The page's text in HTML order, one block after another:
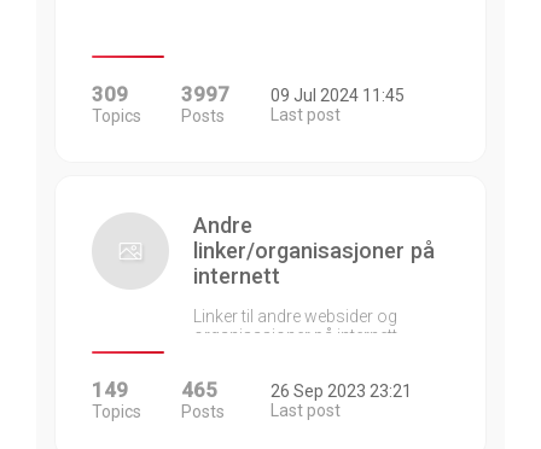
309
Topics
3997
Posts
09 Jul 2024 11:45
Last post
Andre
linker/organisasjoner på
internett
Linker til andre websider og
organisasjoner på internett…
149
Topics
465
Posts
26 Sep 2023 23:21
Last post